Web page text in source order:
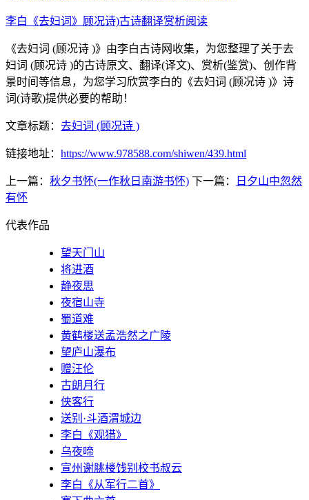
李白《去妇词》顾况诗)古诗翻译赏析阅读
《去妇词 (顾况诗 )》由李白古诗网收集，为您整理了关于去
妇词 (顾况诗 )的古诗原文、翻译(译文)、赏析(鉴赏)、创作背
景时间等信息，为您学习欣赏李白的《去妇词 (顾况诗 )》诗
词(诗歌)提供必要的帮助！
文章标题： 去妇词 (顾况诗 )
链接地址： https://www.978588.com/shiwen/439.html
上一篇： 秋夕书怀(一作秋日南游书怀) 下一篇：
日夕山中忽然
有怀
代表作品
望天门山
将进酒
静夜思
夜宿山寺
蜀道难
黄鹤楼送孟浩然之广陵
望庐山瀑布
赠汪伦
古朗月行
侠客行
送别·斗酒渭城边
李白《观猎》
乌夜啼
宣州谢脁楼饯别校书叔云
李白《从军行二首》